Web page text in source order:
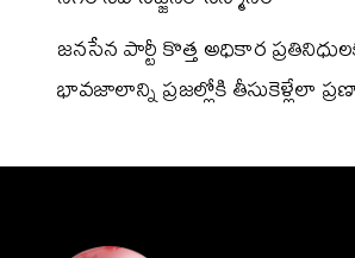
జనసేన పార్టీ కొత్త అధికార
భావజాలాన్ని ప్రజల్లోకి తీసుకెళ్లేలా